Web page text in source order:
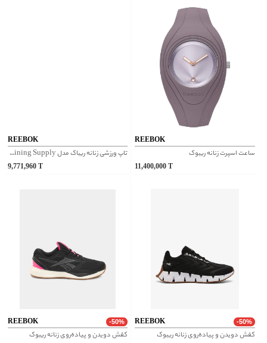
REEBOK
تاپ ورزشی زنانه ریباک مدل Training Supply کد CV4028
9,771,960
REEBOK
ساعت اسپرت زنانه ریبوک
11,400,000
REEBOK -50%
کفش دویدن و پیاده‌روی زنانه ریبوک
REEBOK -50%
کفش دویدن و پیاده‌روی زنانه ریبوک